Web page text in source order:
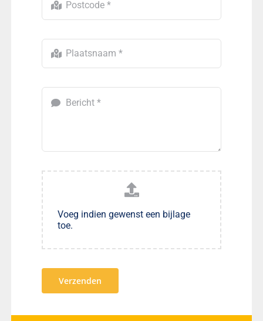
Voeg indien gewenst een bijlage
toe.
Verzenden